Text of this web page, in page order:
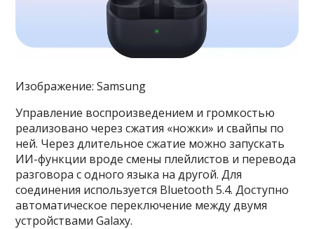
Изображение: Samsung
Управление воспроизведением и громкостью
реализовано через сжатия «ножки» и свайпы по
ней. Через длительное сжатие можно запускать
ИИ-функции вроде смены плейлистов и перевода
разговора с одного языка на другой. Для
соединения используется Bluetooth 5.4. Доступно
автоматическое переключение между двумя
устройствами Galaxy.